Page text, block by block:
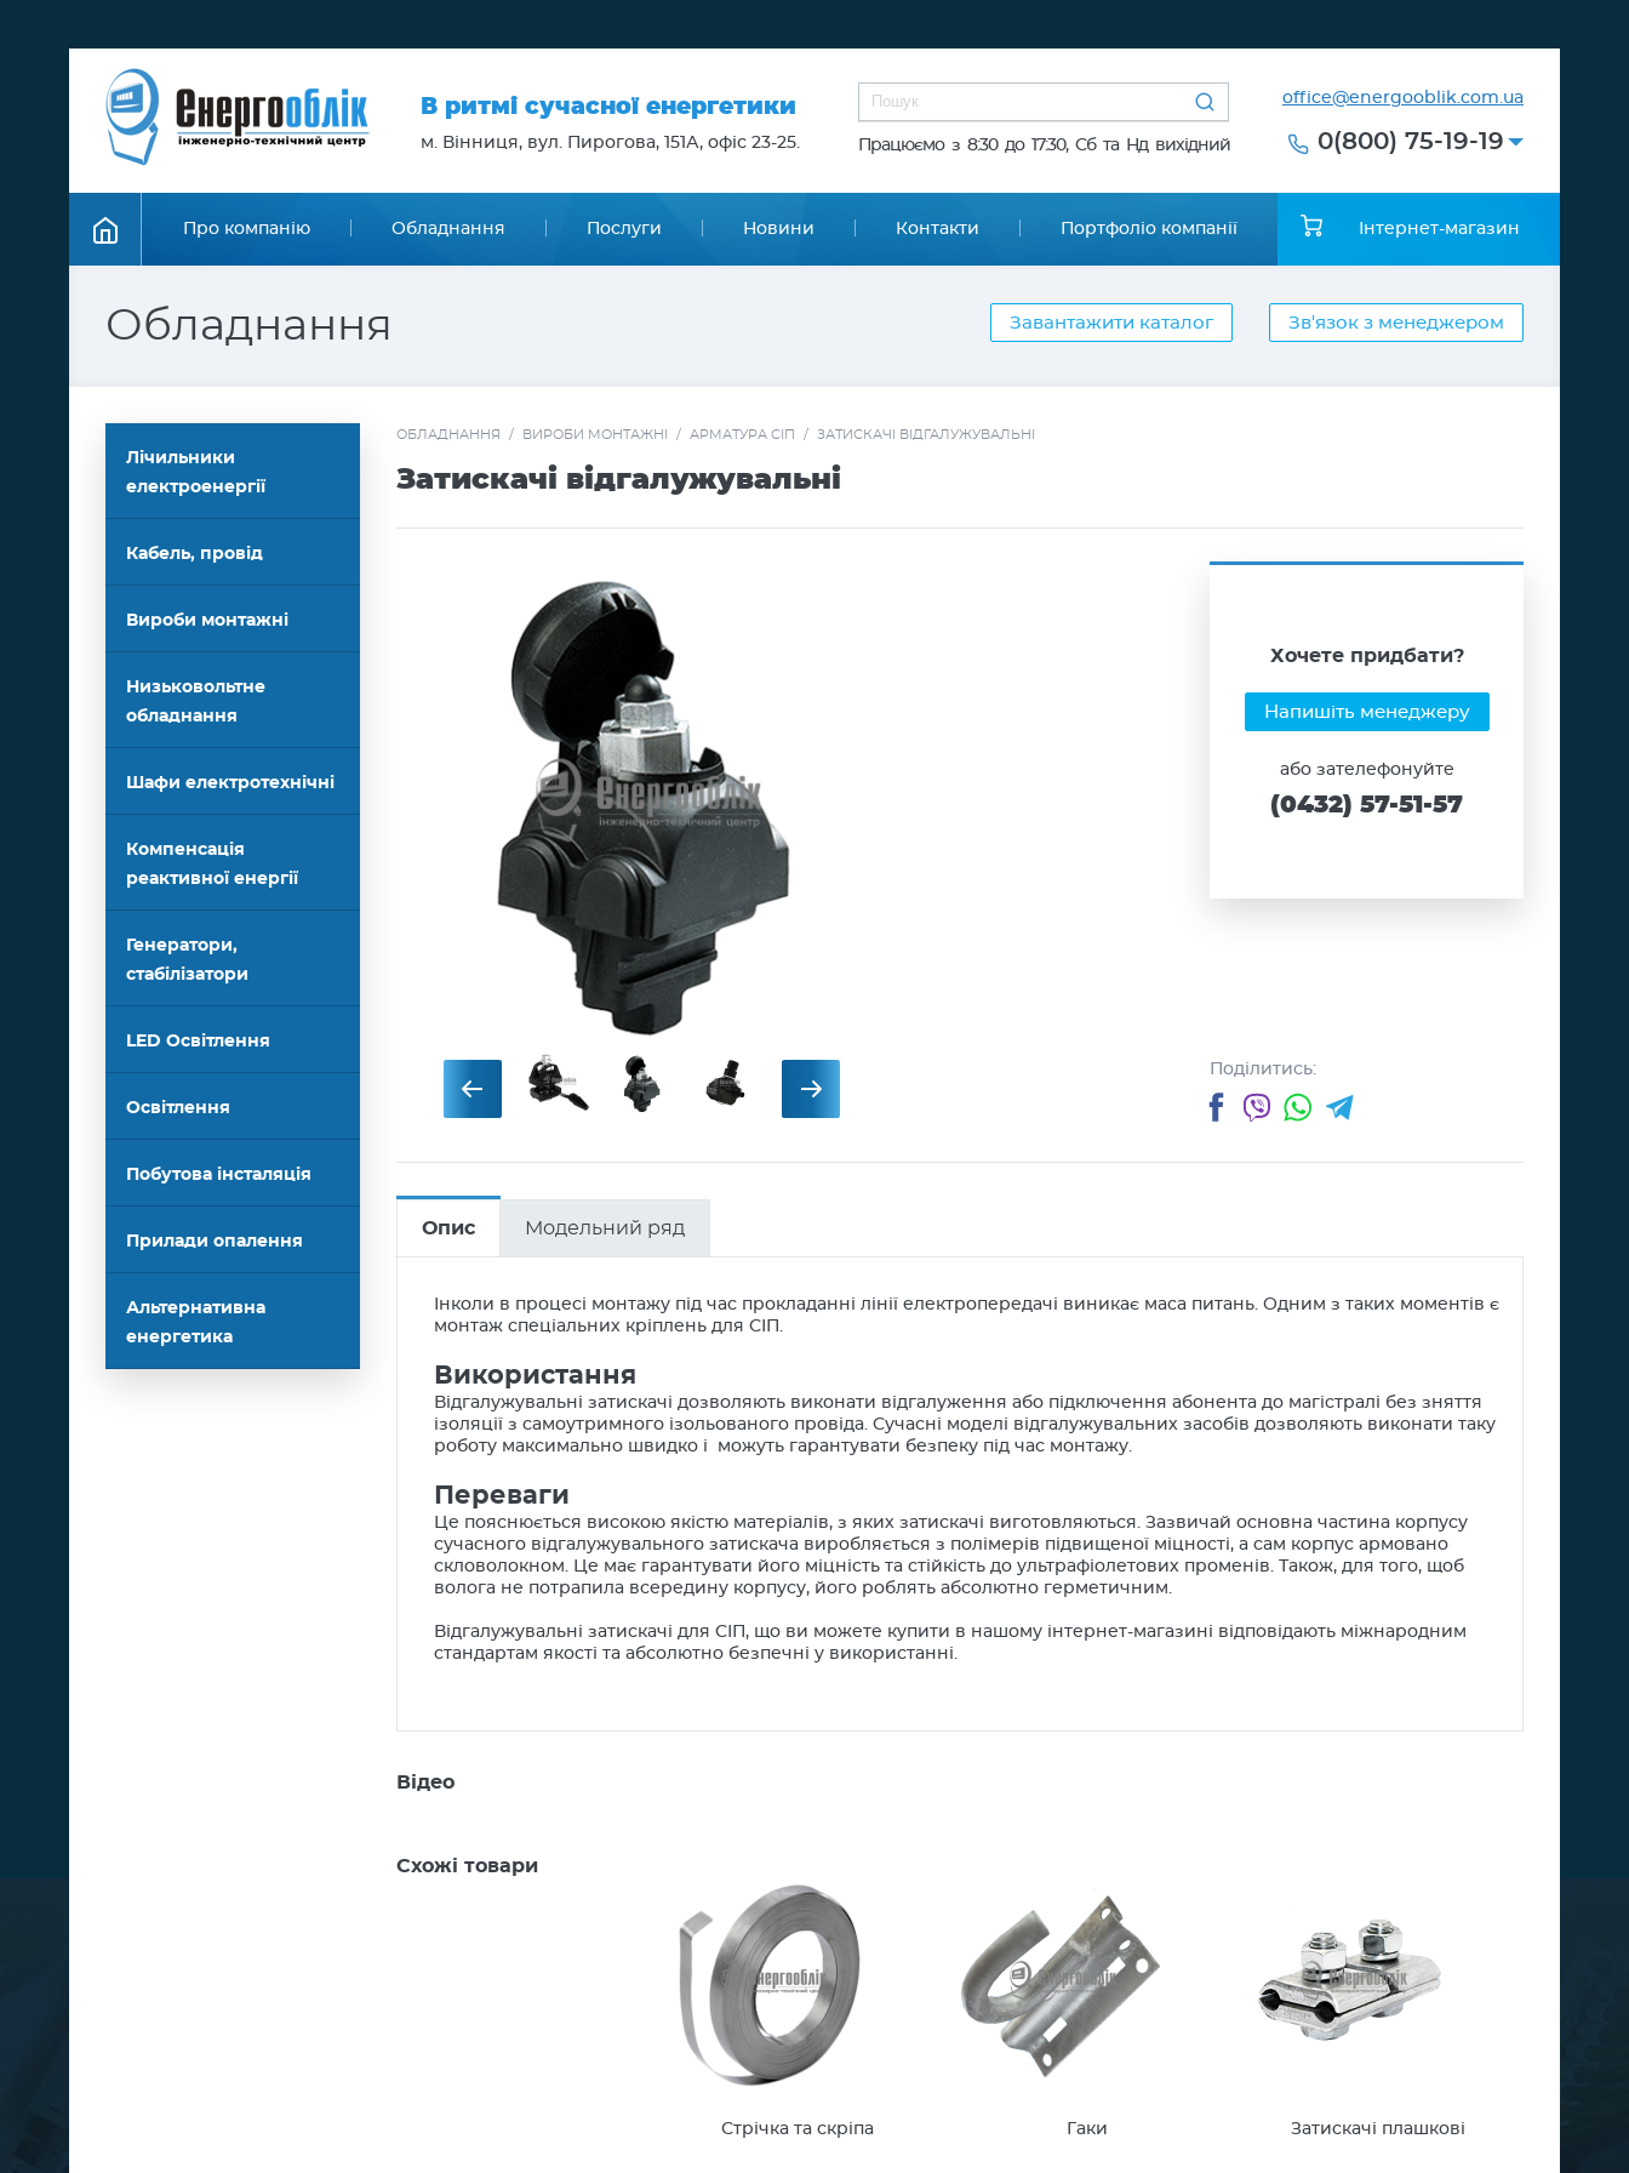
В ритмі сучасної енергетики
м. Вінниця, вул. Пирогова, 151А, офіс 23-25. Працюємо з 8:30 до 17:30, Сб та Нд вихідний
office@energooblik.com.ua
0(800) 75-19-19
Про компанію Обладнання Послуги Новини Контакти Портфоліо компанії Інтернет-магазин
Обладнання Завантажити каталог Зв'язок з менеджером
Лічильники
електроенергії
Кабель, провід
Вироби монтажні
Низьковольтне
обладнання
Шафи електротехнічні
Компенсація
реактивної енергії
Генератори,
стабілізатори
LED Освітлення
Освітлення
Побутова інсталяція
Прилади опалення
Альтернативна
енергетика
ОБЛАДНАННЯ / ВИРОБИ МОНТАЖНІ / АРМАТУРА СІП / ЗАТИСКАЧІ ВІДГАЛУЖУВАЛЬНІ
Затискачі відгалужувальні
Хочете придбати?
Напишіть менеджеру
або зателефонуйте
(0432) 57-51-57
Поділитись:
Facebook
ViberWhatsApp
Telegram
Опис Модельний ряд
Інколи в процесі монтажу під час прокладанні лінії електропередачі виникає маса питань. Одним з таких моментів є
монтаж спеціальних кріплень для СІП.
Використання
Відгалужувальні затискачі дозволяють виконати відгалуження або підключення абонента до магістралі без зняття
ізоляції з самоутримного ізольованого провіда. Сучасні моделі відгалужувальних засобів дозволяють виконати таку
роботу максимально швидко і можуть гарантувати безпеку під час монтажу.
Переваги
Це пояснюється високою якістю матеріалів, з яких затискачі виготовляються. Зазвичай основна частина корпусу
сучасного відгалужувального затискача виробляється з полімерів підвищеної міцності, а сам корпус армовано
скловолокном. Це має гарантувати його міцність та стійкість до ультрафіолетових променів. Також, для того, щоб
волога не потрапила всередину корпусу, його роблять абсолютно герметичним.
Відгалужувальні затискачі для СІП, що ви можете купити в нашому інтернет-магазині відповідають міжнародним
стандартам якості та абсолютно безпечні у використанні.
Відео
Схожі товари
Стрічка та скріпа Гаки Затискачі плашкові